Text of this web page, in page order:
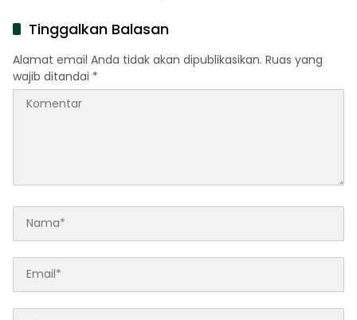
Masyarakat
Tinggalkan Balasan
Alamat email Anda tidak akan dipublikasikan. Ruas yang
wajib ditandai *